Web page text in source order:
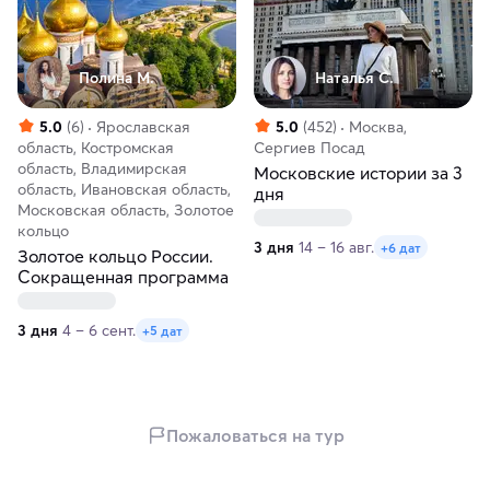
Полина М.
5.0 (6)
Ярославская
область, Костромская
область, Владимирская
область, Ивановская область,
Московская область, Золотое
кольцо
Золотое кольцо России.
Сокращенная программа
3 дня 4 – 6 сент. +5 дат
Наталья С.
5.0 (452)
Москва,
Сергиев Посад
Московские истории за 3
дня
3 дня 14 – 16 авг. +6 дат
Пожаловаться на тур